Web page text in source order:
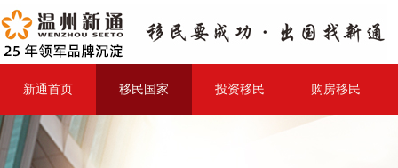
新通首页 移民国家 投资移民 购房移民